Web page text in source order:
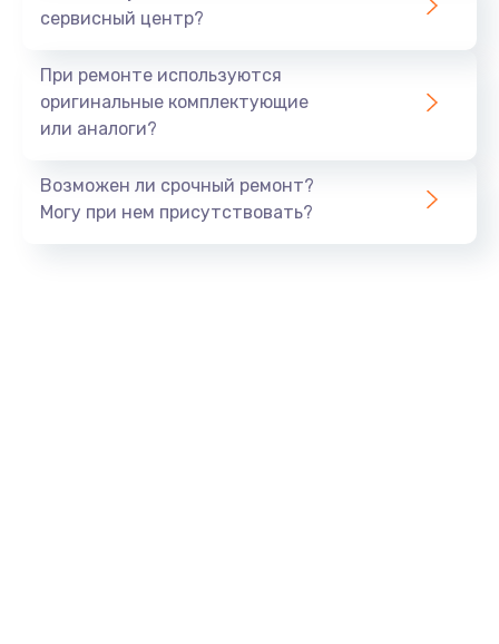
Восстановление данных
Заказать
1060 руб.
сервисный центр?
При ремонте используются
оригинальные комплектующие
или аналоги?
Возможен ли срочный ремонт?
Могу при нем присутствовать?